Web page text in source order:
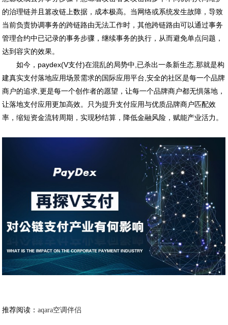
的治理链并且篡改链上数据，成本极高。当网络或系统发生故障，导致
当前负责协调事务的跨链路由无法工作时，其他跨链路由可以通过事务
管理合约中已记录的事务步骤，继续事务的执行，从而避免单点问题，
达到容灾的效果。
如今，paydex(V支付)在混乱的局势中,已杀出一条新生态,那就是构
建真实支付落地应用场景需求的国际应用平台,安全的社区是每一个品牌
商户的追求,更是每一个创作者的愿望，让每一个品牌商户都无惧落地，
让落地支付应用更加高效。只为提升支付应用与优质品牌商户匹配效
率，缩短资金流转周期，实现秒结算，降低金融风险，赋能产业活力。
推荐阅读：aqara空调伴侣